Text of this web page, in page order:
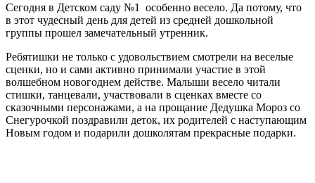
Сегодня в Детском саду №1 особенно весело. Да потому, что
в этот чудесный день для детей из средней дошкольной
группы прошел замечательный утренник.
Ребятишки не только с удовольствием смотрели на веселые
сценки, но и сами активно принимали участие в этой
волшебном новогоднем действе. Малыши весело читали
стишки, танцевали, участвовали в сценках вместе со
сказочными персонажами, а на прощание Дедушка Мороз со
Снегурочкой поздравили деток, их родителей с наступающим
Новым годом и подарили дошколятам прекрасные подарки.